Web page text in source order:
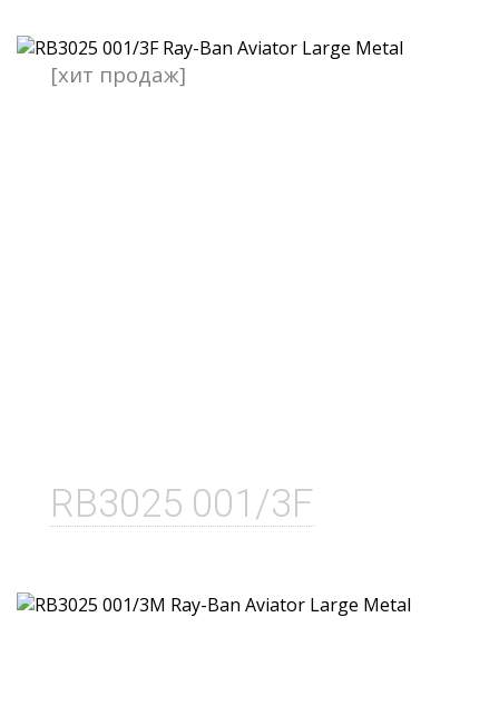
RB3025 001/3F
[хит продаж]